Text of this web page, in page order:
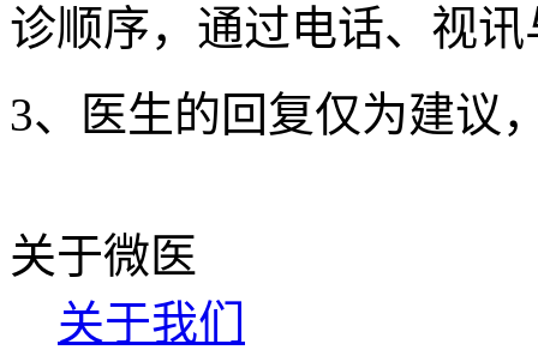
诊顺序，通过电话、视
3、医生的回复仅为建议
关于微医
关于我们